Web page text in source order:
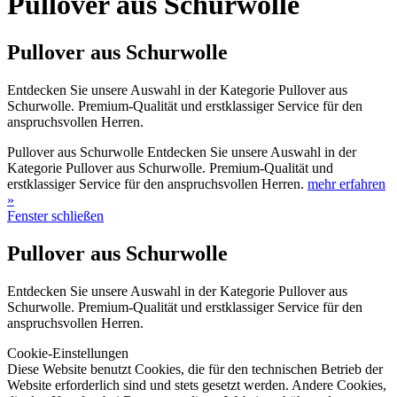
Pullover aus Schurwolle
Entdecken Sie unsere Auswahl in der Kategorie Pullover aus
Schurwolle. Premium-Qualität und erstklassiger Service für den
anspruchsvollen Herren.
Pullover aus Schurwolle Entdecken Sie unsere Auswahl in der
Kategorie Pullover aus Schurwolle. Premium-Qualität und
erstklassiger Service für den anspruchsvollen Herren. mehr erfahren
»
Fenster schließen
Pullover aus Schurwolle
Entdecken Sie unsere Auswahl in der Kategorie Pullover aus
Schurwolle. Premium-Qualität und erstklassiger Service für den
anspruchsvollen Herren.
Cookie-Einstellungen
Diese Website benutzt Cookies, die für den technischen Betrieb der
Website erforderlich sind und stets gesetzt werden. Andere Cookies,